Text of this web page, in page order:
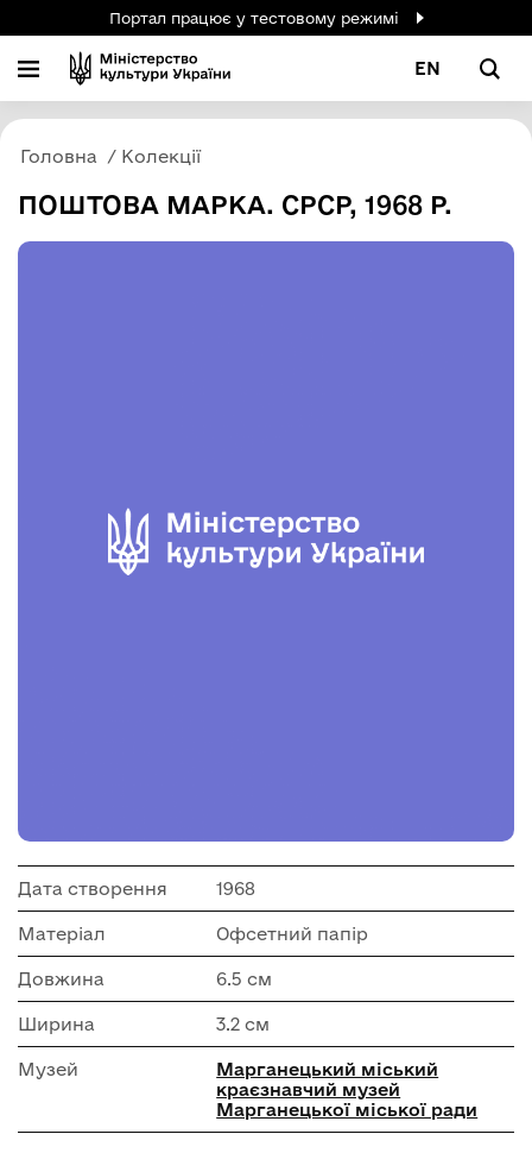
Портал працює у тестовому режимі
EN
Головна Колекції
ПОШТОВА МАРКА. СРСР, 1968 Р.
Дата створення 1968
Матеріал Офсетний папір
Довжина 6.5 см
Ширина 3.2 см
Музей
Марганецький міський
краєзнавчий музей
Марганецької міської ради